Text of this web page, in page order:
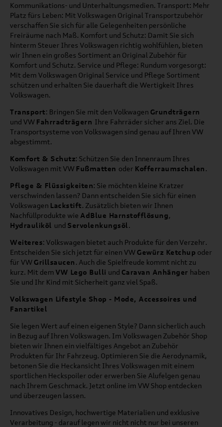
Kommunikations- und Unterhaltungsmedien. Transport: Mehr
Platz fürs Leben: Mit Volkswagen Original Transportzubehör
verschaffen Sie sich für alle Gelegenheiten persönliche
Freiräume nach Maß. Komfort und Schutz: Damit Sie sich
hinterm Steuer Ihres Volkswagen richtig wohlfühlen, bieten
wir Ihnen ein großes Sortiment an Original Zubehör für
Komfort und Schutz. Service und Pflege: Rundum vorgesorgt:
Mit dem Volkswagen Original Service und Pflege Sortiment
schützen und erhalten Sie dauerhaft die Wertigkeit Ihres
Volkswagen.
Transport: Bringen Sie mit den Volkwagen Grundträgern
und VW Fahrradträgern Ihre Fahrräder sicher ans Ziel. Die
Transportsysteme von Volkswagen sind genau auf Ihren VW
abgestimmt.
Komfort & Schutz: Schützen Sie den Innenraum Ihres
Volkswagen mit VW Fußmatten oder Kofferraumschalen.
Pflege & Flüssigkeiten: Sie möchten kleine Kratzer
verschwinden lassen? Dann entscheiden Sie sich für einen
Volkswagen Lackstift. Zusätzlich bieten wir Ihnen
Nachfüllprodukte wie AdBlue Harnstofflösung,
Hydrauliköl und Servolenkungsöl.
Weiteres: Volkswagen bietet auch Produkte für den Verzehr.
Entscheiden Sie sich jetzt für einen VW Gewürz Ketchup oder
für VW Grillsaucen. Auch die Spielfreude kommt nicht zu
kurz. Mit dem VW Lego Bulli und Caravan Anhänger haben
Sie und Ihr Kind mit Sicherheit ganz viel Spaß.
Volkswagen Lifestyle Shop - Mode, Accessoires und
Fanartikel
Sie legen Wert auf einen eigenen Style? Dann sicherlich auch
in Bezug auf Ihren Volkswagen. Im Volkswagen Zubehör Shop
bieten wir Ihnen ein vielfältiges Angebot an Zubehör
Produkten für Ihr Fahrzeug. Optimieren Sie die Aerodynamik,
betonen Sie die Heckansicht Ihres Volkswagen mit einem
sportlichen Heckspoiler oder erwerben Sie Alufelgen genau
nach Ihrem Geschmack. Jetzt online im VW Shop entdecken
und überzeugen lassen.
Innovatives Design, hochwertige Materialien und exklusive
Verarbeitung - darauf legen wir nicht nicht nur bei unseren